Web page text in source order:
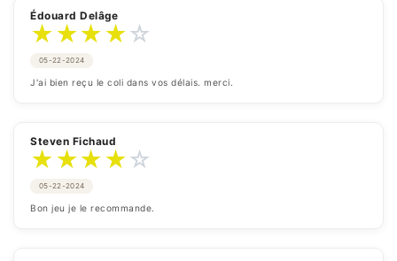
Édouard Delâge
★★★★☆
05-22-2024
J'ai bien reçu le coli dans vos délais. merci.
Steven Fichaud
★★★★☆
05-22-2024
Bon jeu je le recommande.